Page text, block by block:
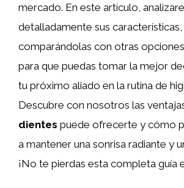
mercado. En este artículo,
detalladamente sus características,
comparándolas con otras
para que puedas tomar la mejor
tu próximo aliado en la rutina de
Descubre con nosotros las
dientes puede ofrecerte y cómo
a mantener una sonrisa radiante y
¡No te pierdas esta completa guía